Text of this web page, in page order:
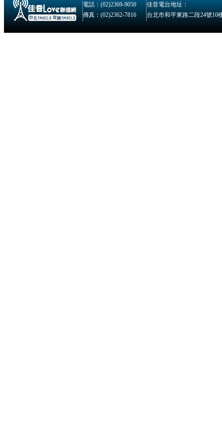
電話：(02)2369-9050
佳音電台地址：
傳真：(02)2362-7816
台北市和平東路二段24號10